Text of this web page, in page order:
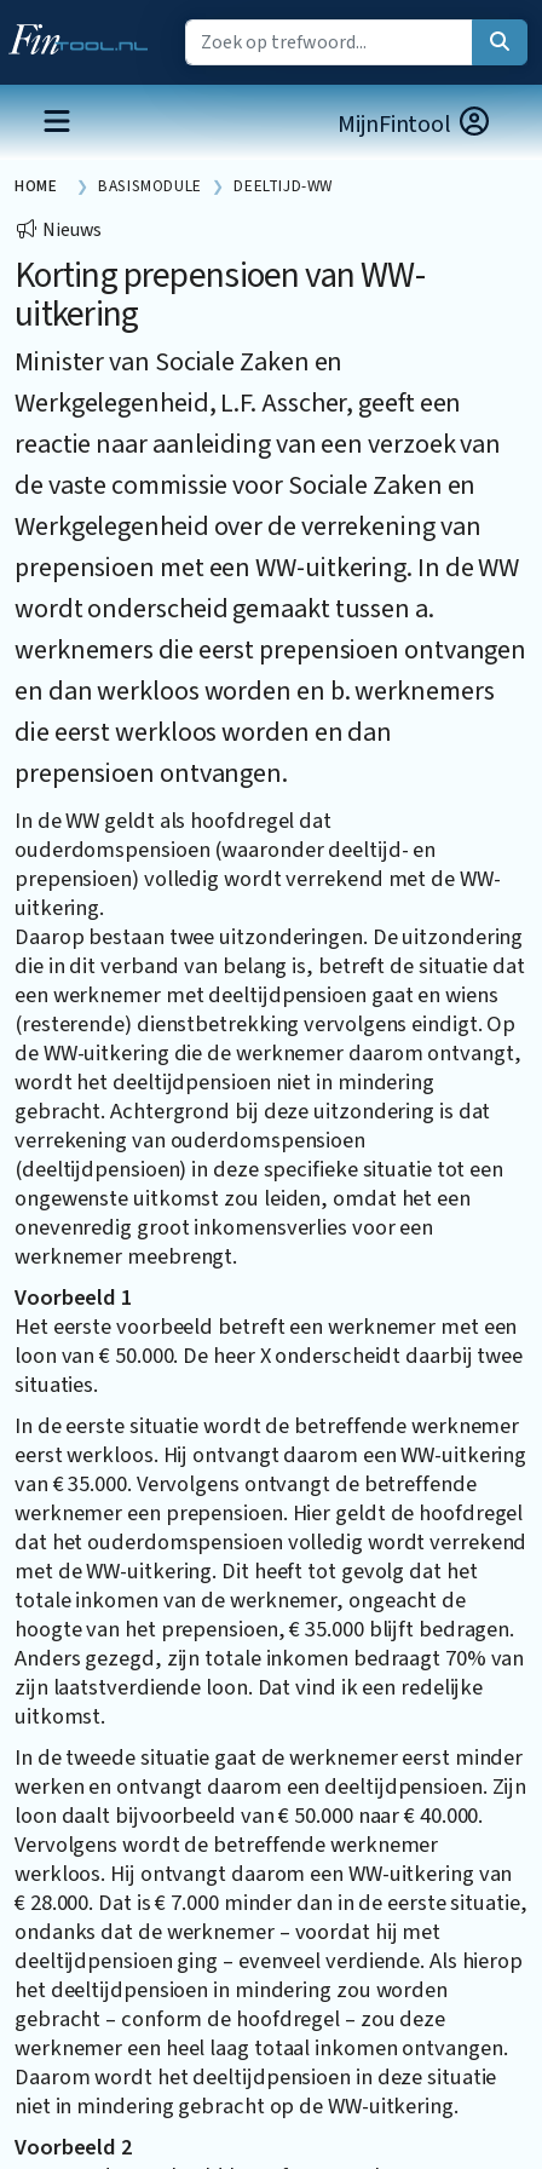
MijnFintool
HOME BASISMODULE DEELTIJD-WW
Nieuws
Korting prepensioen van WW-
uitkering
Minister van Sociale Zaken en
Werkgelegenheid, L.F. Asscher, geeft een
reactie naar aanleiding van een verzoek van
de vaste commissie voor Sociale Zaken en
Werkgelegenheid over de verrekening van
prepensioen met een WW-uitkering. In de WW
wordt onderscheid gemaakt tussen a.
werknemers die eerst prepensioen ontvangen
en dan werkloos worden en b. werknemers
die eerst werkloos worden en dan
prepensioen ontvangen.
In de WW geldt als hoofdregel dat
ouderdomspensioen (waaronder deeltijd- en
prepensioen) volledig wordt verrekend met de WW-
uitkering.
Daarop bestaan twee uitzonderingen. De uitzondering
die in dit verband van belang is, betreft de situatie dat
een werknemer met deeltijdpensioen gaat en wiens
(resterende) dienstbetrekking vervolgens eindigt. Op
de WW-uitkering die de werknemer daarom ontvangt,
wordt het deeltijdpensioen niet in mindering
gebracht. Achtergrond bij deze uitzondering is dat
verrekening van ouderdomspensioen
(deeltijdpensioen) in deze specifieke situatie tot een
ongewenste uitkomst zou leiden, omdat het een
onevenredig groot inkomensverlies voor een
werknemer meebrengt.
Voorbeeld 1
Het eerste voorbeeld betreft een werknemer met een
loon van € 50.000. De heer X onderscheidt daarbij twee
situaties.
In de eerste situatie wordt de betreffende werknemer
eerst werkloos. Hij ontvangt daarom een WW-uitkering
van € 35.000. Vervolgens ontvangt de betreffende
werknemer een prepensioen. Hier geldt de hoofdregel
dat het ouderdomspensioen volledig wordt verrekend
met de WW-uitkering. Dit heeft tot gevolg dat het
totale inkomen van de werknemer, ongeacht de
hoogte van het prepensioen, € 35.000 blijft bedragen.
Anders gezegd, zijn totale inkomen bedraagt 70% van
zijn laatstverdiende loon. Dat vind ik een redelijke
uitkomst.
In de tweede situatie gaat de werknemer eerst minder
werken en ontvangt daarom een deeltijdpensioen. Zijn
loon daalt bijvoorbeeld van € 50.000 naar € 40.000.
Vervolgens wordt de betreffende werknemer
werkloos. Hij ontvangt daarom een WW-uitkering van
€ 28.000. Dat is € 7.000 minder dan in de eerste situatie,
ondanks dat de werknemer – voordat hij met
deeltijdpensioen ging – evenveel verdiende. Als hierop
het deeltijdpensioen in mindering zou worden
gebracht – conform de hoofdregel – zou deze
werknemer een heel laag totaal inkomen ontvangen.
Daarom wordt het deeltijdpensioen in deze situatie
niet in mindering gebracht op de WW-uitkering.
Voorbeeld 2